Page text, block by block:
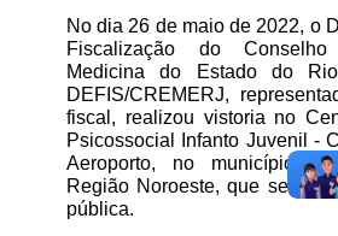
No dia 26 de maio de 2022, o
Fiscalização do
Medicina do Estado do
DEFIS/CREMERJ,
fiscal, realizou vistoria no
Psicossocial Infanto Juvenil -
Aeroporto, no município
Região Noroeste, que se
pública.